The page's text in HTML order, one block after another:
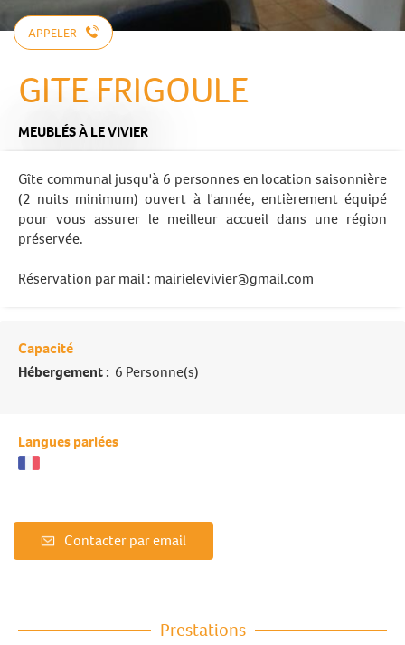
APPELER
GITE FRIGOULE
MEUBLÉSÀ LE VIVIER
Gîte communal jusqu'à 6 personnes en location saisonnière
(2 nuits minimum) ouvert à l'année, entièrement équipé
pour vous assurer le meilleur accueil dans une région
préservée.
Réservation par mail : mairielevivier@gmail.com
Capacité
Hébergement : 6 Personne(s)
Langues parlées
Contacter par email
Prestations